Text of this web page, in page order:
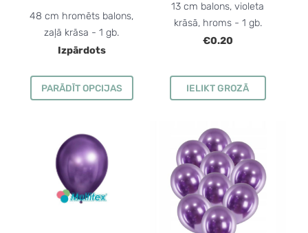
48 cm hromēts balons,
zaļā krāsa - 1 gb.
Izpārdots
PARĀDĪT OPCIJAS
13 cm balons, violeta
krāsā, hroms - 1 gb.
€0.20
IELIKT GROZĀ